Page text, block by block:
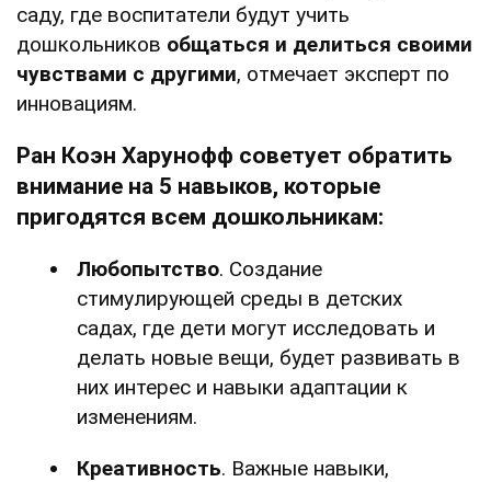
саду, где воспитатели будут учить
дошкольников общаться и делиться своими
чувствами с другими, отмечает эксперт по
инновациям.
Ран Коэн Харунофф советует обратить
внимание на 5 навыков, которые
пригодятся всем дошкольникам:
Любопытство. Создание
стимулирующей среды в детских
садах, где дети могут исследовать и
делать новые вещи, будет развивать в
них интерес и навыки адаптации к
изменениям.
Креативность. Важные навыки,